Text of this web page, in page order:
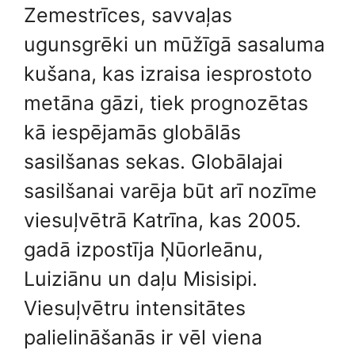
Zemestrīces, savvaļas
ugunsgrēki un mūžīgā sasaluma
kušana, kas izraisa iesprostoto
metāna gāzi, tiek prognozētas
kā iespējamās globālās
sasilšanas sekas. Globālajai
sasilšanai varēja būt arī nozīme
viesuļvētrā Katrīna, kas 2005.
gadā izpostīja Ņūorleānu,
Luiziānu un daļu Misisipi.
Viesuļvētru intensitātes
palielināšanās ir vēl viena